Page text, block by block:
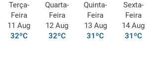
Terça-
Feira
11 Aug
32ºC
Quarta-
Feira
12 Aug
32ºC
Quinta-
Feira
13 Aug
31ºC
Sexta-
Feira
14 Aug
31ºC